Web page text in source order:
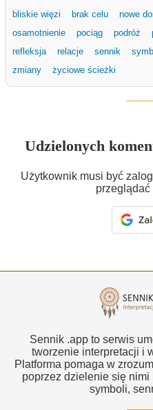
bliskie więzi brak celu nowe
osamotnienie
pociąg podróż
refleksja
relacje sennik
zmiany
życiowe ścieżki
Udzielonych
Użytkownik musi być
przeglądać
Sennik .app to serwis
tworzenie interpretacji i
Platforma pomaga w
poprzez dzielenie się
symboli,